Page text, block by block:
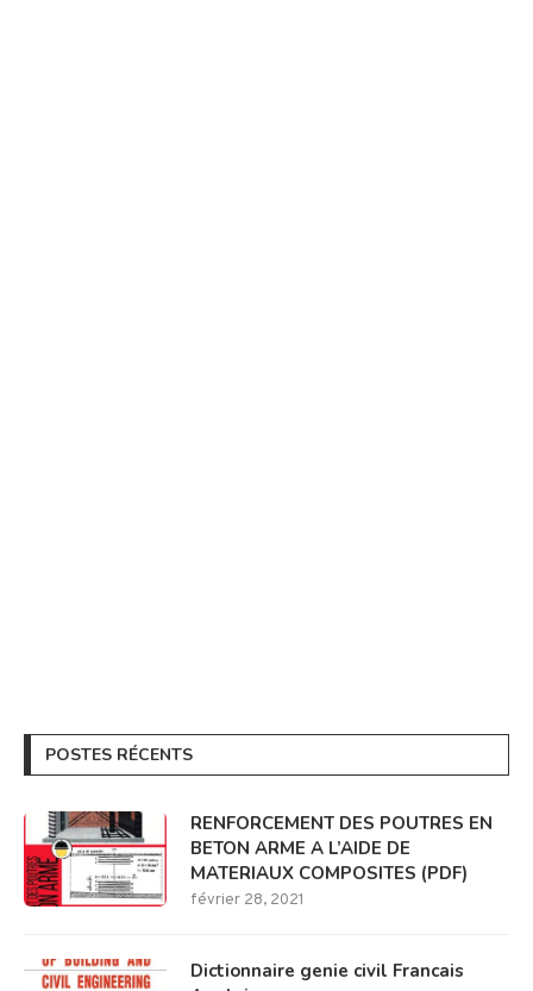
POSTES RÉCENTS
RENFORCEMENT DES POUTRES EN
BETON ARME A L’AIDE DE
MATERIAUX COMPOSITES (PDF)
février 28, 2021
Dictionnaire genie civil Francais